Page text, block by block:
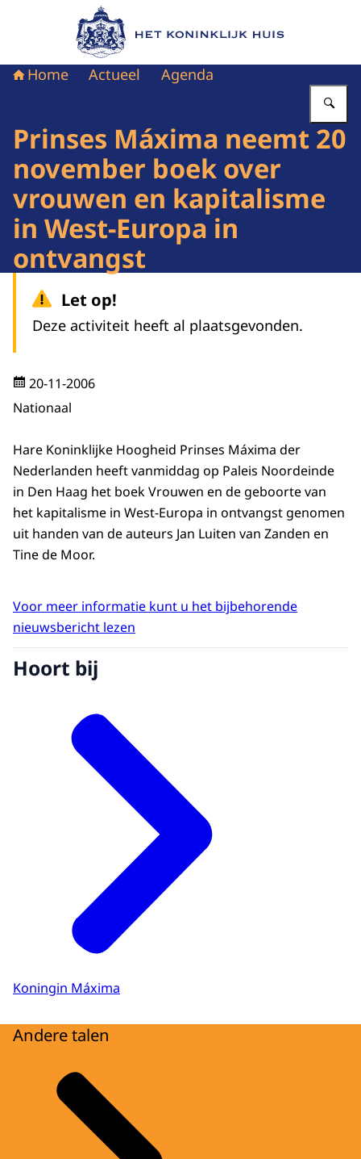
Naar de homepage van Het Koninklijk Huis
Home Actueel Agenda
Prinses Máxima neemt 20
november boek over
vrouwen en kapitalisme
in West-Europa in
ontvangst
Let op!
Deze activiteit heeft al plaatsgevonden.
20-11-2006
Nationaal
Hare Koninklijke Hoogheid Prinses Máxima der
Nederlanden heeft vanmiddag op Paleis Noordeinde
in Den Haag het boek Vrouwen en de geboorte van
het kapitalisme in West-Europa in ontvangst genomen
uit handen van de auteurs Jan Luiten van Zanden en
Tine de Moor.
Voor meer informatie kunt u het bijbehorende
nieuwsbericht lezen
Hoort bij
Koningin Máxima
Andere talen